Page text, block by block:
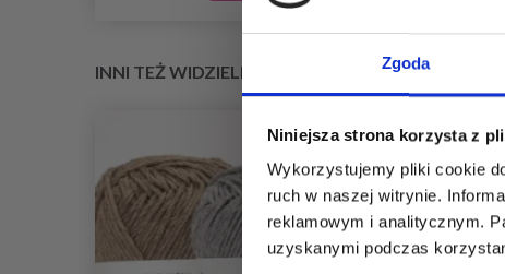
Zgoda
Niniejsza strona korzysta z
Wykorzystujemy pliki cookie
ruch w naszej witrynie.
reklamowym i analitycznym.
uzyskanymi podczas
INNI TEŻ WIDZIELI